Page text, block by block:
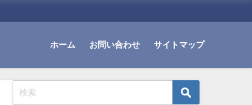
ホーム お問い合わせ サイトマップ